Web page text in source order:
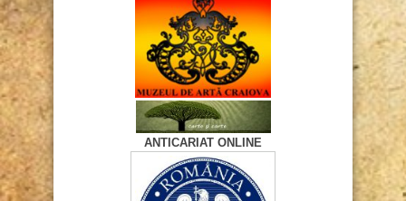
ANTICARIAT ONLINE